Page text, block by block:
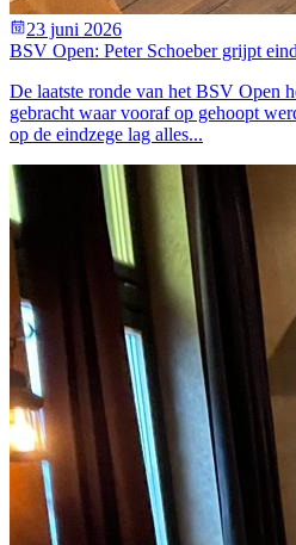
23 juni 2026
BSV Open: Peter Schoeber grijpt
De laatste ronde van het BSV Open
gebracht waar vooraf op gehoopt
op de eindzege lag alles...